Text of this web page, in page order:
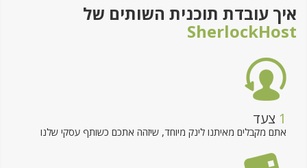
איך עובדת תוכנית השותים של
SherlockHost
1 צעד
אתם מקבלים מאיתנו לינק מיוחד, שיזהה אתכם כשותף עסקי שלנו